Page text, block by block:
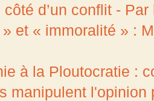
d’un conflit -
et « immoralité » :
à la Ploutocratie :
manipulent l'opinion